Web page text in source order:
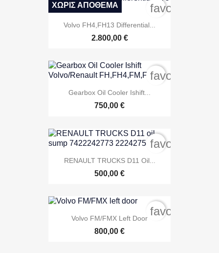
Volvo FH4,FH13 Differential...
2.800,00 €
ΧΩΡΊΣ ΑΠΌΘΕΜΑ
Gearbox Oil Cooler Ishift...
750,00 €
RENAULT TRUCKS D11 Oil...
500,00 €
Volvo FM/FMX Left Door
800,00 €